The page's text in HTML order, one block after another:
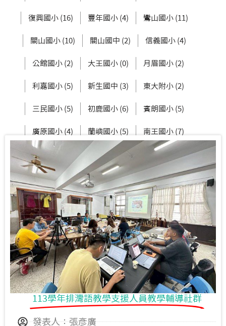
復興國小 (16) 豐年國小 (4) 鸞山國小 (11)
關山國小 (10) 關山國中 (2) 信義國小 (4)
公館國小 (2) 大王國小 (0) 月眉國小 (2)
利嘉國小 (5) 新生國中 (3) 東大附小 (2)
三民國小 (5) 初鹿國小 (6) 賓朗國小 (5)
廣原國小 (4) 蘭嶼國小 (5) 南王國小 (7)
成功國小 (6) 桃源國小 (2)
113學年排灣語教學支援人員教學輔導社群
發表人：張彥廣